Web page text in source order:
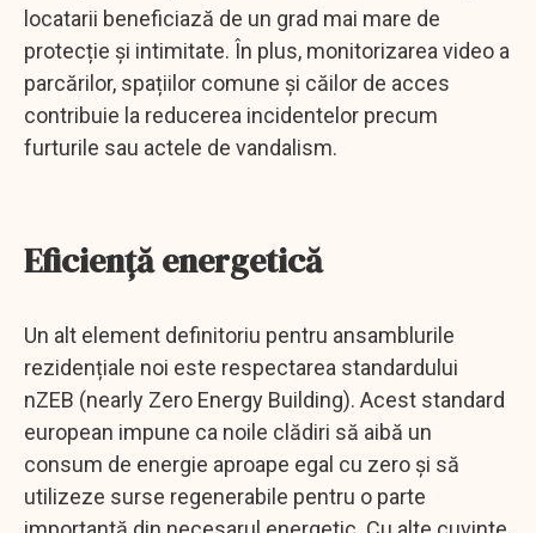
locatarii beneficiază de un grad mai mare de
protecție și intimitate. În plus, monitorizarea video a
parcărilor, spațiilor comune și căilor de acces
contribuie la reducerea incidentelor precum
furturile sau actele de vandalism.
Eficiență energetică
Un alt element definitoriu pentru ansamblurile
rezidențiale noi este respectarea standardului
nZEB (nearly Zero Energy Building). Acest standard
european impune ca noile clădiri să aibă un
consum de energie aproape egal cu zero și să
utilizeze surse regenerabile pentru o parte